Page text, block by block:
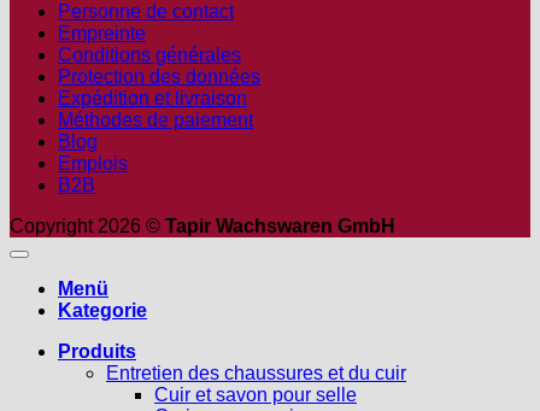
Personne de contact
Empreinte
Conditions générales
Protection des données
Expédition et livraison
Méthodes de paiement
Blog
Emplois
B2B
Copyright 2026 © Tapir Wachswaren GmbH
Menü
Kategorie
Produits
Entretien des chaussures et du cuir
Cuir et savon pour selle